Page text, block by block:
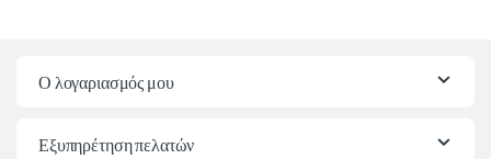
Ο λογαριασμός μου
Εξυπηρέτηση πελατών